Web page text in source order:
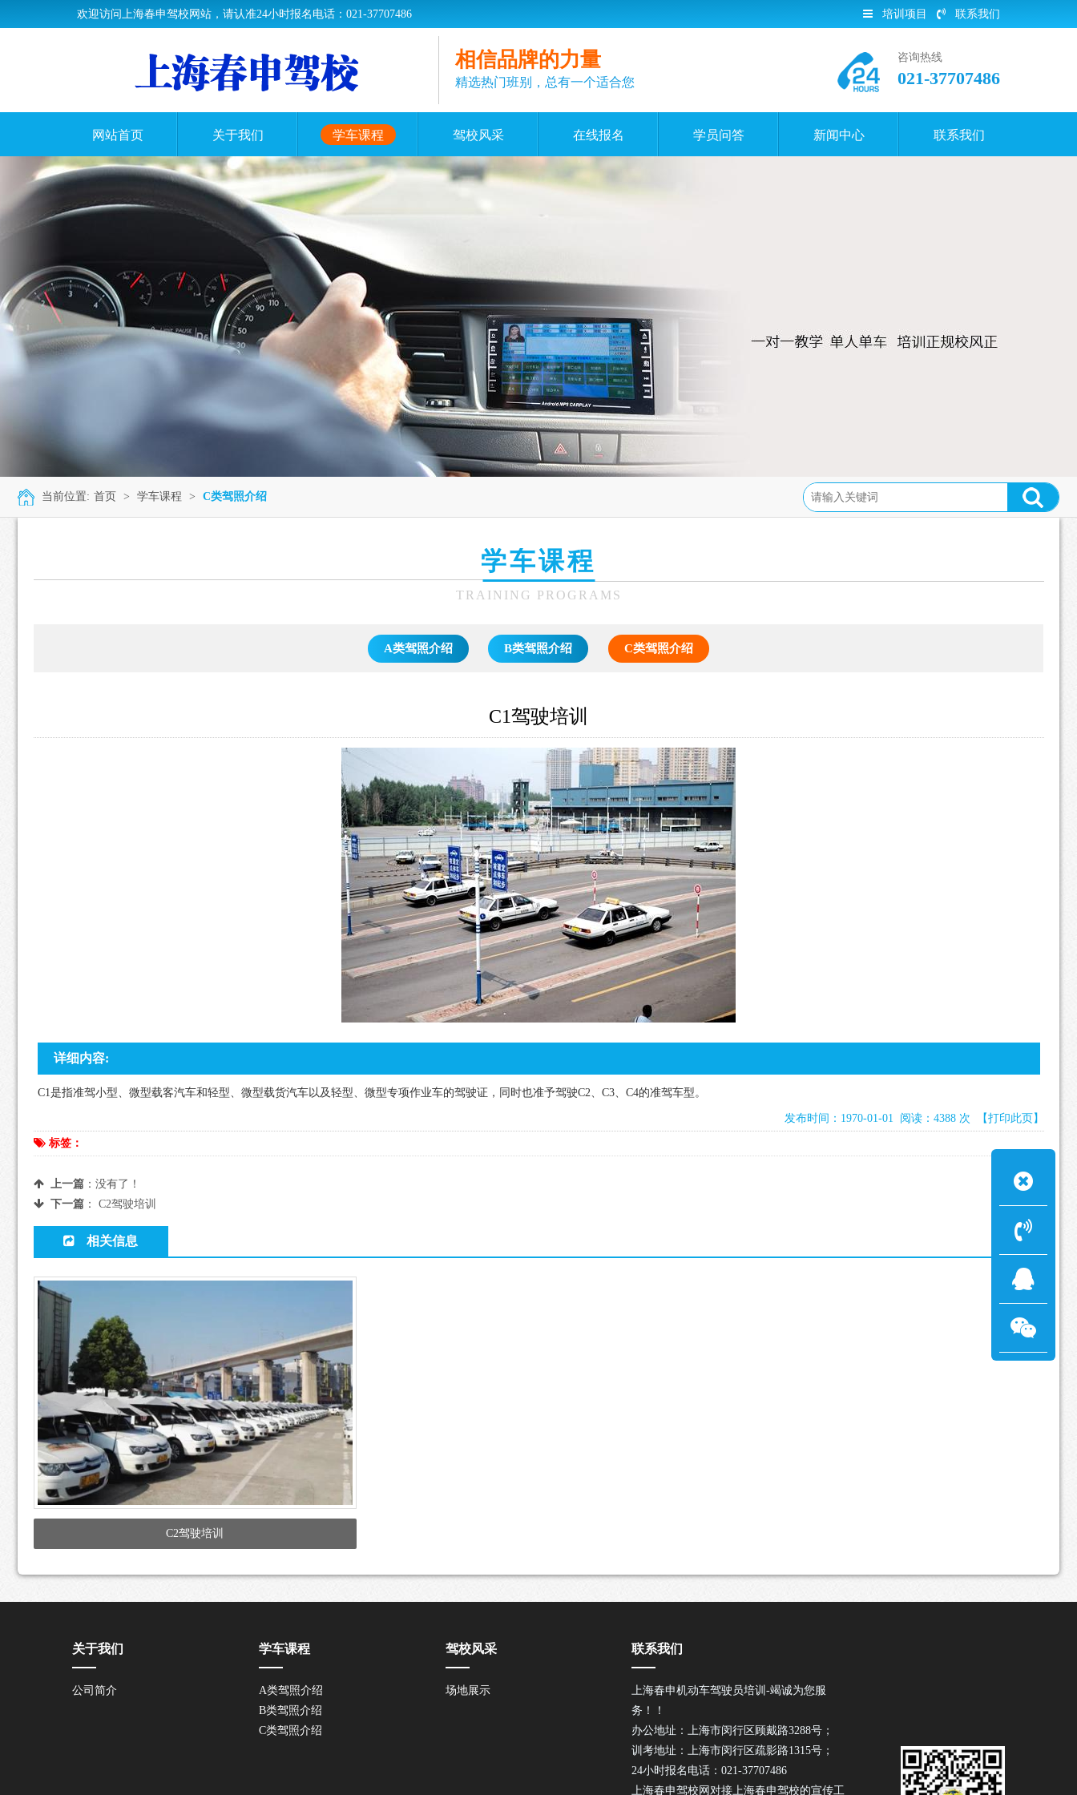
欢迎访问上海春申驾校网站，请认准24小时报名电话：021-37707486 培训项目 联系我们
相信品牌的力量
精选热门班别，总有一个适合您
咨询热线
021-37707486
网站首页 关于我们 学车课程 驾校风采 在线报名 学员问答 新闻中心 联系我们
当前位置: 首页 > 学车课程 > C类驾照介绍
学车课程
TRAINING PROGRAMS
A类驾照介绍 B类驾照介绍 C类驾照介绍
C1驾驶培训
详细内容:
C1是指准驾小型、微型载客汽车和轻型、微型载货汽车以及轻型、微型专项作业车的驾驶证，同时也准予驾驶C2、C3、C4的准驾车型。
发布时间：1970-01-01 阅读：4388 次 【打印此页】
标签：
上一篇：没有了！
下一篇： C2驾驶培训
相关信息
C2驾驶培训
关于我们
公司简介
学车课程
A类驾照介绍
B类驾照介绍
C类驾照介绍
驾校风采
场地展示
联系我们
上海春申机动车驾驶员培训-竭诚为您服
务！！
办公地址：上海市闵行区顾戴路3288号；
训考地址：上海市闵行区疏影路1315号；
24小时报名电话：021-37707486
上海春申驾校网对接上海春申驾校的宣传工